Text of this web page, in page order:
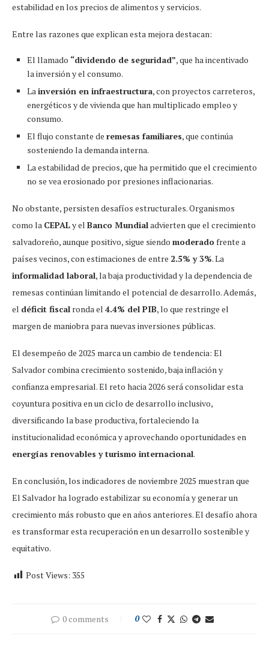
estabilidad en los precios de alimentos y servicios.
Entre las razones que explican esta mejora destacan:
El llamado “dividendo de seguridad”, que ha incentivado
la inversión y el consumo.
La inversión en infraestructura, con proyectos carreteros,
energéticos y de vivienda que han multiplicado empleo y
consumo.
El flujo constante de remesas familiares, que continúa
sosteniendo la demanda interna.
La estabilidad de precios, que ha permitido que el crecimiento
no se vea erosionado por presiones inflacionarias.
No obstante, persisten desafíos estructurales. Organismos
como la CEPALy el Banco Mundialadvierten que el crecimiento
salvadoreño, aunque positivo, sigue siendo moderadofrente a
países vecinos, con estimaciones de entre 2.5% y 3%. La
informalidad laboral, la baja productividad y la dependencia de
remesas continúan limitando el potencial de desarrollo. Además,
el déficit fiscal ronda el 4.4% del PIB, lo que restringe el
margen de maniobra para nuevas inversiones públicas.
El desempeño de 2025 marca un cambio de tendencia: El
Salvador combina crecimiento sostenido, baja inflación y
confianza empresarial. El reto hacia 2026 será consolidar esta
coyuntura positiva en un ciclo de desarrollo inclusivo,
diversificando la base productiva, fortaleciendo la
institucionalidad económica y aprovechando oportunidades en
energías renovables y turismo internacional.
En conclusión, los indicadores de noviembre 2025 muestran que
El Salvador ha logrado estabilizar su economía y generar un
crecimiento más robusto que en años anteriores. El desafío ahora
es transformar esta recuperación en un desarrollo sostenible y
equitativo.
Post Views: 355
0 comments 0